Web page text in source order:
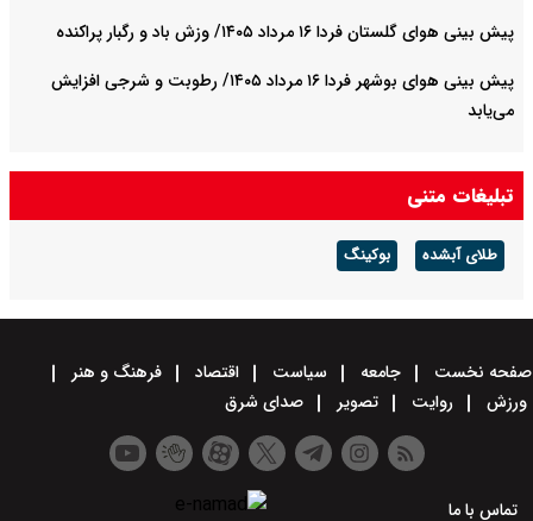
پیش بینی هوای گلستان فردا ۱۶ مرداد ۱۴۰۵/ وزش باد و رگبار پراکنده
پیش بینی هوای بوشهر فردا ۱۶ مرداد ۱۴۰۵/ رطوبت و شرجی افزایش
می‌یابد
تبلیغات متنی
طلای آبشده بوکینگ
صفحه نخست جامعه سیاست اقتصاد
فرهنگ و هنر
ورزش
روایت تصویر صدای شرق
تماس با ما